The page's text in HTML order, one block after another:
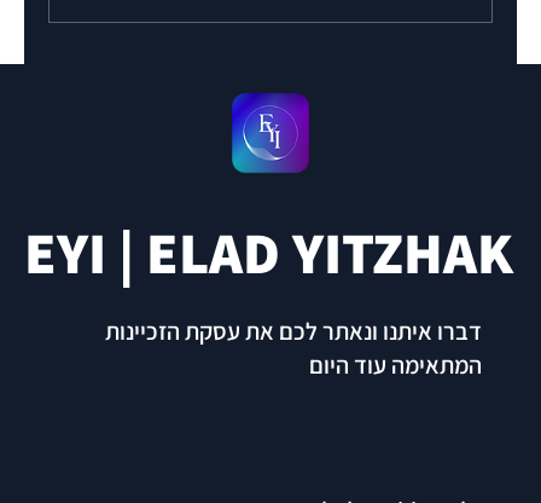
דברו איתנו ונאתר לכם את עסקת הזכיינות
המתאימה עוד היום
EYI | ELAD YITZHAK